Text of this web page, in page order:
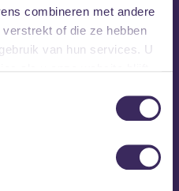
combineren met andere
of die ze hebben
van hun services. U